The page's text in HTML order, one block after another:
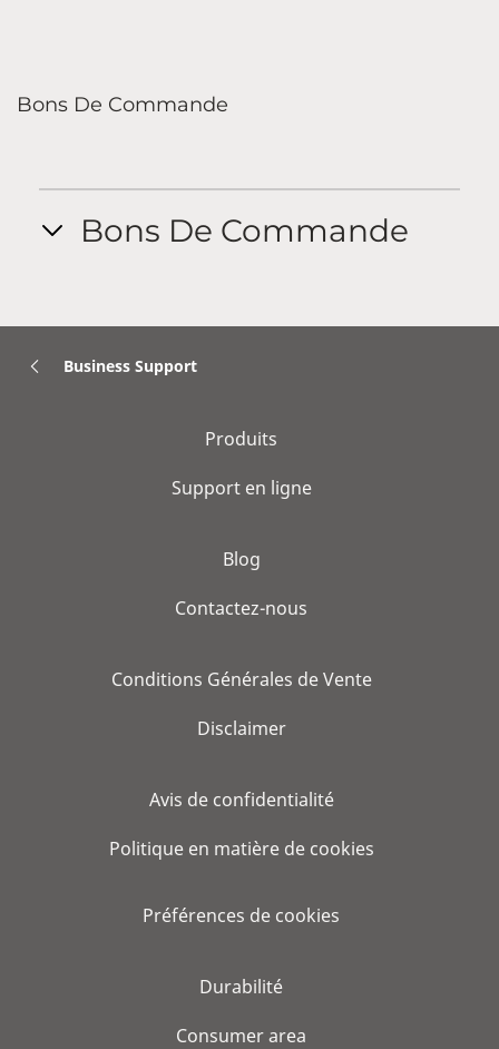
Bons De Commande
Bons De Commande
Business Support
Produits
Support en ligne
Blog
Contactez-nous
Conditions Générales de Vente
Disclaimer
Avis de confidentialité
Politique en matière de cookies
Préférences de cookies
Durabilité
Consumer area